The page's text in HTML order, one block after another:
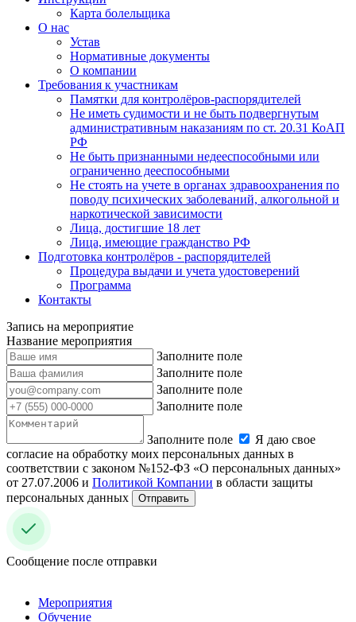
Карта болельщика
О нас
Устав
Нормативные документы
О компании
Требования к участникам
Памятки для контролёров-распорядителей
Не иметь судимости и не быть подвергнутым
административным наказаниям по ст. 20.31 КоАП
РФ
Не быть признанными недееспособными или
ограниченно дееспособными
Не стоять на учете в органах здравоохранения по
поводу психических заболеваний, алкогольной и
наркотической зависимости
Лица, достигшие 18 лет
Лица, имеющие гражданство РФ
Подготовка контролёров - распорядителей
Процедура выдачи и учета удостоверений
Программа
Контакты
Запись на мероприятие
Название мероприятия
Заполните поле
Заполните поле
Заполните поле
Заполните поле
Заполните поле
Я даю свое
согласие на обработку моих персональных данных в
соответствии с законом №152-ФЗ «О персональных данных»
от 27.07.2006 и Политикой Компании в области защиты
персональных данных
Отправить
Сообщение после отправки
Мероприятия
Обучение